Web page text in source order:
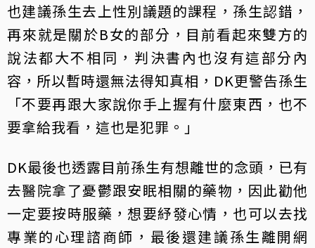
也建議孫生去上性別議題的課程，孫生認錯，
再來就是關於B女的部分，目前看起來雙方的
說法都大不相同，判決書內也沒有這部分內
容，所以暫時還無法得知真相，DK更警告孫生
「不要再跟大家說你手上握有什麼東西，也不
要拿給我看，這也是犯罪。」
DK最後也透露目前孫生有想離世的念頭，已有
去醫院拿了憂鬱跟安眠相關的藥物，因此勸他
一定要按時服藥，想要紓發心情，也可以去找
專業的心理諮商師，最後還建議孫生離開網